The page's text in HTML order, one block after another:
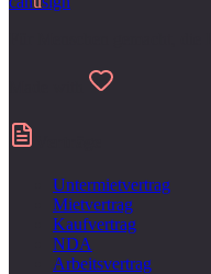
Untermietvertrag
Mietvertrag
Kaufvertrag
NDA
Arbeitsvertrag